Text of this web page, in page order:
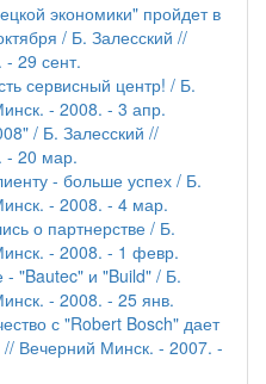
экономики" пройдет в
/ Б. Залесский //
29 сент.
сервисный центр! / Б.
- 2008. - 3 апр.
/ Б. Залесский //
- 20 мар.
- больше успех / Б.
- 2008. - 4 мар.
о партнерстве / Б.
- 2008. - 1 февр.
"Bautec" и "Build" / Б.
- 2008. - 25 янв.
с "Robert Bosch" дает
// Вечерний Минск. - 2007. -